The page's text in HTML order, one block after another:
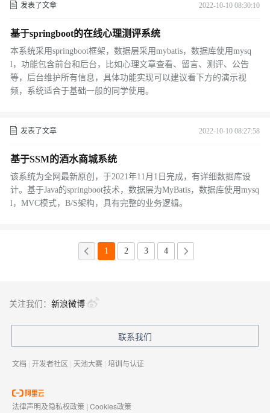
发表了文章 2022-10-10 08:30:10
基于springboot的在线心理测评系统
本系统采用springboot框架，数据层采用mybatis，数据库使用mysq
l，功能包含前台和后台，比如心理文章查看、留言、测评、公告
等，后台维护所有信息，具体功能实现可以建议看下方的演示视
频，系统适合于基础一般的同学使用。
发表了文章 2022-10-10 08:27:58
基于SSM的酒水商城系统
该系统为全网最新原创，于2021年11月1日完成，有详细数据库设
计。基于Java的springboot技术，数据层为MyBatis，数据库使用mysq
l，MVC模式，B/S架构，具有完整的业务逻辑。
1 2 3 4
关注我们： 新浪微博
联系我们
文档 | 开发者社区 | 天池大赛 | 培训与认证
法律声明及隐私权政策 | Cookies政策